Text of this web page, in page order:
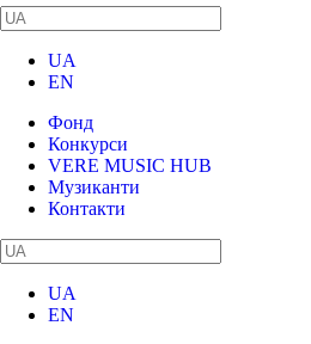
UA
EN
Фонд
Конкурси
VERE MUSIC HUB
Музиканти
Контакти
UA
EN